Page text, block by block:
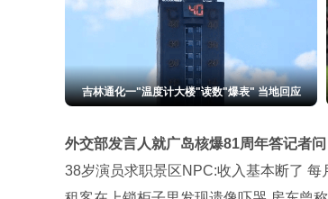
高圆圆穿格纹休闲套装 松弛温柔氛围感拉满
外交部发言人就广岛核爆81周年答记者问
38岁演员求职景区NPC:收入基本断了 每